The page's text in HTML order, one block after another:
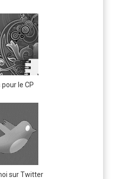
pour le CP
sur Twitter